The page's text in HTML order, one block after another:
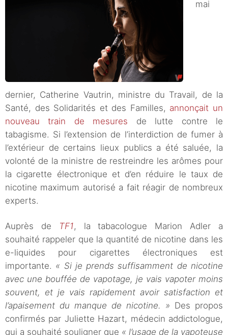
mai
dernier, Catherine Vautrin, ministre du Travail, de la
Santé, des Solidarités et des Familles, annonçait un
nouveau train de mesures de lutte contre le
tabagisme. Si l’extension de l’interdiction de fumer à
l’extérieur de certains lieux publics a été saluée, la
volonté de la ministre de restreindre les arômes pour
la cigarette électronique et d’en réduire le taux de
nicotine maximum autorisé a fait réagir de nombreux
experts.
Auprès de TF1, la tabacologue Marion Adler a
souhaité rappeler que la quantité de nicotine dans les
e-liquides pour cigarettes électroniques est
importante. « Si je prends suffisamment de nicotine
avec une bouffée de vapotage, je vais vapoter moins
souvent, et je vais rapidement avoir satisfaction et
l’apaisement du manque de nicotine. » Des propos
confirmés par Juliette Hazart, médecin addictologue,
qui a souhaité souligner que « l’usage de la vapoteuse